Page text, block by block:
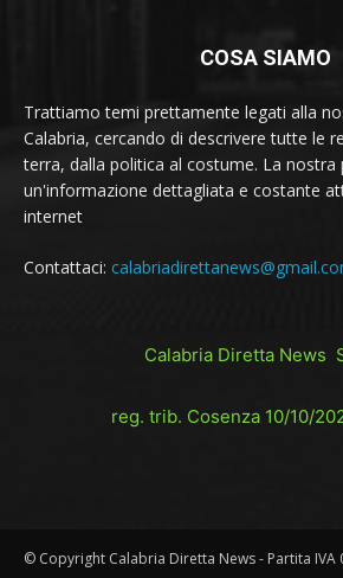
COSA SIAMO
Trattiamo temi prettamente legati alla
Calabria, cercando di descrivere tutte le
terra, dalla politica al costume. La nostra
un'informazione dettagliata e costante
internet
Contattaci:
Calabria Diretta News
reg. trib. Cosenza 10/10/
© Copyright Calabria Diretta News - Partita IVA